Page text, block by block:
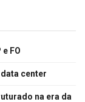
FO
center
na era da